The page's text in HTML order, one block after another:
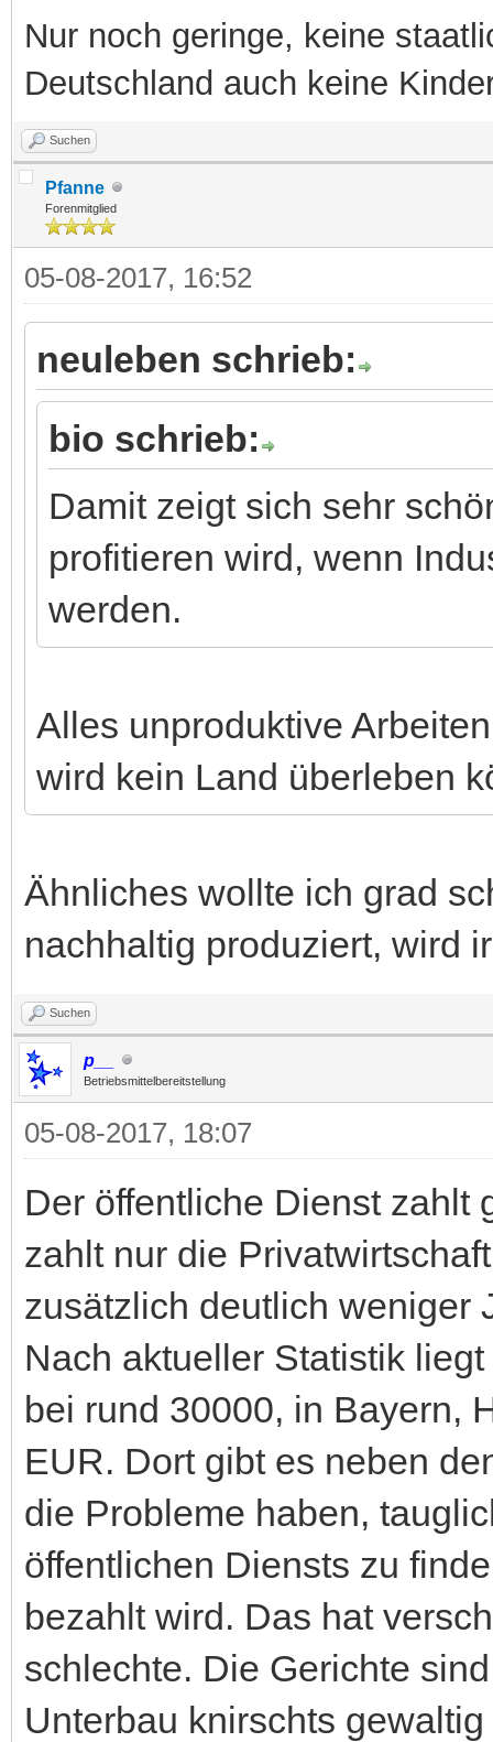
Nur noch geringe, keine
Deutschland auch keine
Suchen
Pfanne
Forenmitglied
05-08-2017, 16:52
neuleben schrieb:
bio schrieb:
Damit zeigt sich sehr
profitieren wird, wenn
werden.
Alles unproduktive
wird kein Land überleben
Ähnliches wollte ich grad
nachhaltig produziert, wird
Suchen
p__
Betriebsmittelbereitstellung
05-08-2017, 18:07
Der öffentliche Dienst zahlt
zahlt nur die
zusätzlich deutlich weniger
Nach aktueller Statistik
bei rund 30000, in Bayern,
EUR. Dort gibt es neben
die Probleme haben,
öffentlichen Diensts zu
bezahlt wird. Das hat
schlechte. Die Gerichte
Unterbau knirschts